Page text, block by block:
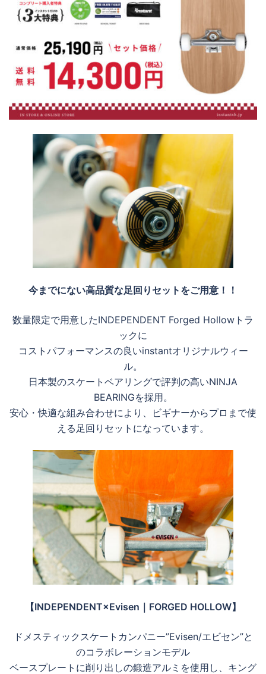
今までにない高品質な足回りセットをご用意！！
数量限定で用意したINDEPENDENT Forged Hollowトラ
ックに
コストパフォーマンスの良いinstantオリジナルウィー
ル。
日本製のスケートベアリングで評判の高いNINJA
BEARINGを採用。
安心・快適な組み合わせにより、ビギナーからプロまで使
える足回りセットになっています。
【INDEPENDENT×Evisen｜FORGED HOLLOW】
ドメスティックスケートカンパニー”Evisen/エビセン”と
のコラボレーションモデル
ベースプレートに削り出しの鍛造アルミを使用し、キング